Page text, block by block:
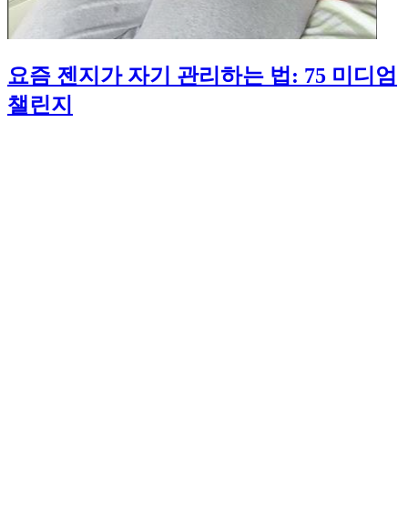
요즘 젠지가 자기 관리하는 법: 75 미디엄
챌린지